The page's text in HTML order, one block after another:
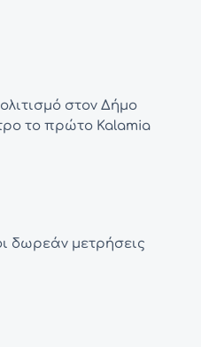
στον Δήμο
το πρώτο Kalamia
δωρεάν μετρήσεις